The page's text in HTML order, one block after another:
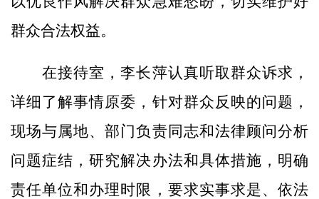
群众合法权益。
在接待室，李长萍认真听取群众诉求，
详细了解事情原委，针对群众反映的问题，
现场与属地、部门负责同志和法律顾问分析
问题症结，研究解决办法和具体措施，明确
责任单位和办理时限，要求实事求是、依法